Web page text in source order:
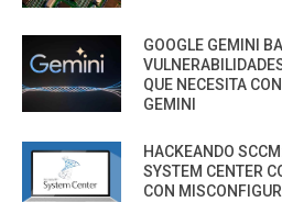
GOOGLE GEMINI
QUE NECESITA
GEMINI
HACKEANDO
SYSTEM CENTER
CON